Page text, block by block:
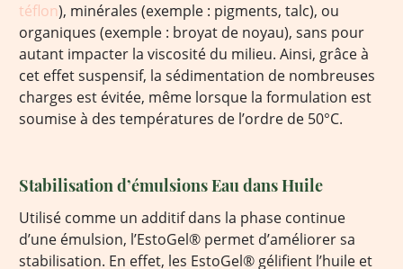
téflon), minérales (exemple : pigments, talc), ou
organiques (exemple : broyat de noyau), sans pour
autant impacter la viscosité du milieu. Ainsi, grâce à
cet effet suspensif, la sédimentation de nombreuses
charges est évitée, même lorsque la formulation est
soumise à des températures de l’ordre de 50°C.
Stabilisation d’émulsions Eau dans Huile
Utilisé comme un additif dans la phase continue
d’une émulsion, l’EstoGel® permet d’améliorer sa
stabilisation. En effet, les EstoGel® gélifient l’huile et